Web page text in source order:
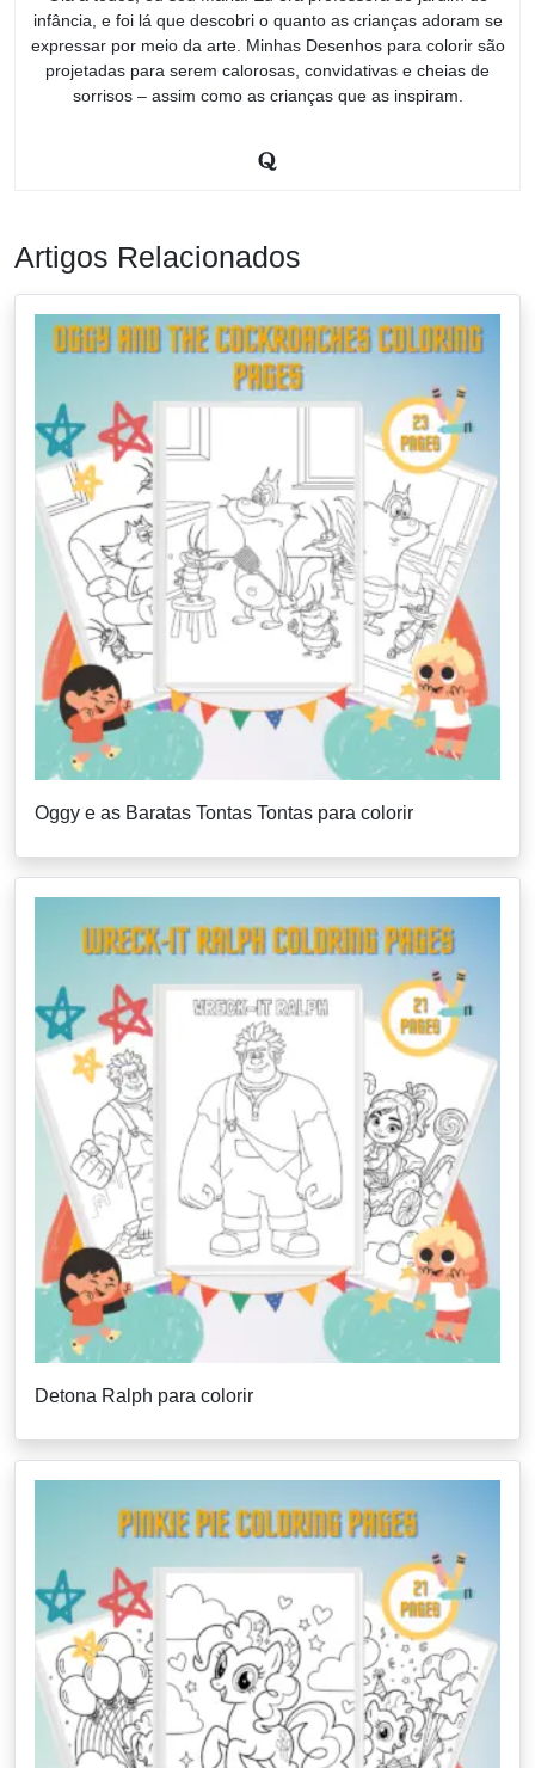
infância, e foi lá que descobri o quanto as crianças adoram se
expressar por meio da arte. Minhas Desenhos para colorir são
projetadas para serem calorosas, convidativas e cheias de
sorrisos – assim como as crianças que as inspiram.
Artigos Relacionados
Oggy e as Baratas Tontas Tontas para colorir
Detona Ralph para colorir